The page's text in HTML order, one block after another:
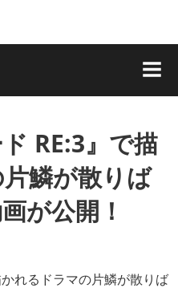
RE:3』で描
鱗が散りば
が公開！